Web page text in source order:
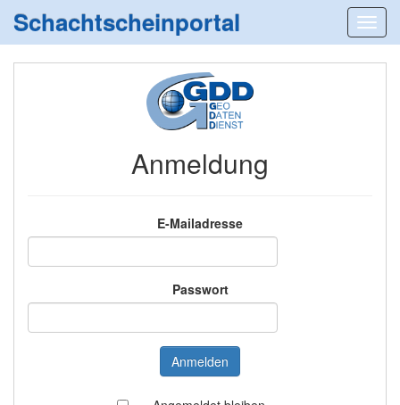
Schachtscheinportal
Anmeldung
E-Mailadresse
Passwort